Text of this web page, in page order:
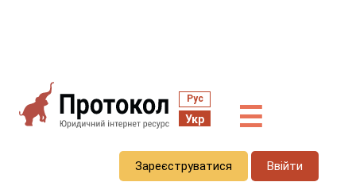
Рус
Укр ☰
Зареєструватися Ввійти